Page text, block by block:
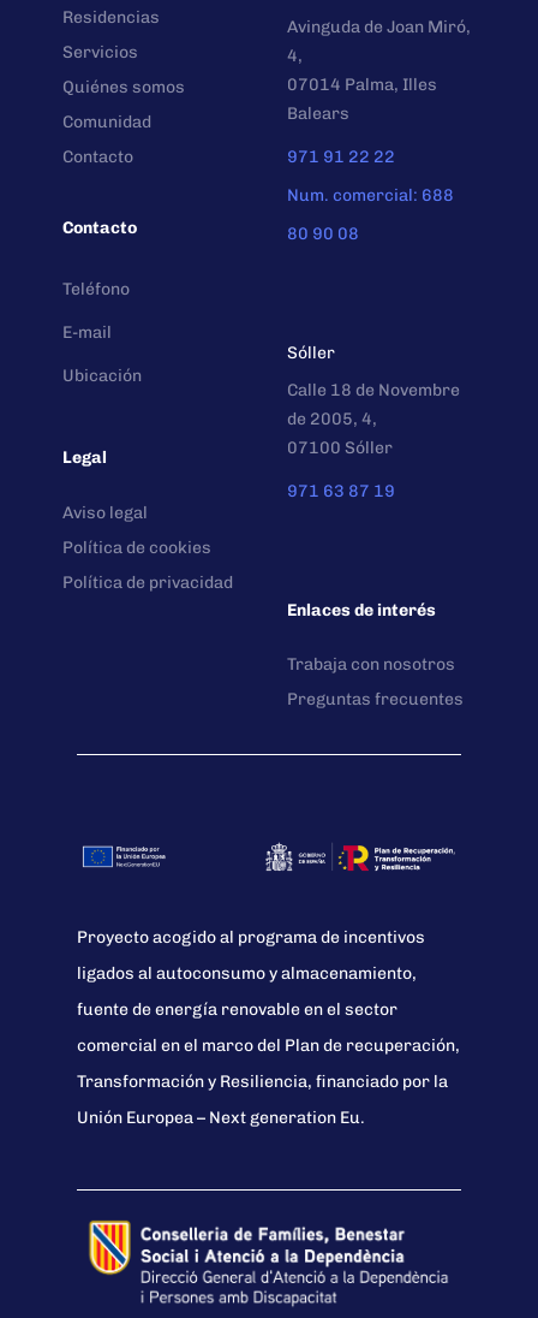
Residencias
Servicios
Quiénes somos
Comunidad
Contacto
Contacto
Teléfono
E-mail
Ubicación
Legal
Aviso legal
Política de cookies
Política de privacidad
Avinguda de Joan Miró,
4,
07014 Palma, Illes
Balears
971 91 22 22
Num. comercial: 688
80 90 08
Sóller
Calle 18 de Novembre
de 2005, 4,
07100 Sóller
971 63 87 19
Enlaces de interés
Trabaja con nosotros
Preguntas frecuentes
Proyecto acogido al programa de incentivos
ligados al autoconsumo y almacenamiento,
fuente de energía renovable en el sector
comercial en el marco del Plan de recuperación,
Transformación y Resiliencia, financiado por la
Unión Europea – Next generation Eu.